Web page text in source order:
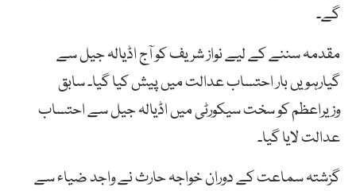
گے۔
مقدمہ سننے کے لیے نواز شریف کو آج اڈیالہ جیل سے
گیارہویں بار احتساب عدالت میں پیش کیا گیا۔ سابق
وزیراعظم کو سخت سیکورٹی میں اڈیالہ جیل سے احتساب
عدالت لایا گیا۔
گزشتہ سماعت کے دوران خواجہ حارث نے واجد ضیاء سے